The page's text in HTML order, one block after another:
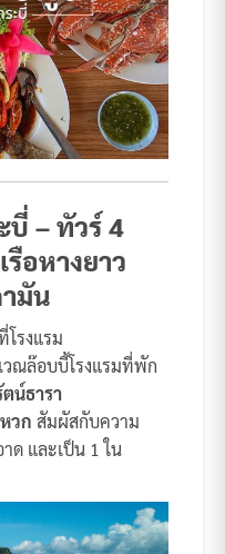
บี่ – ทัวร์ 4
รือหางยาว
มัน
รงแรม
ณล๊อบบี้โรงแรมที่พัก
น์ธารา
วก สัมผัสกับความ
ด และเป็น 1 ใน